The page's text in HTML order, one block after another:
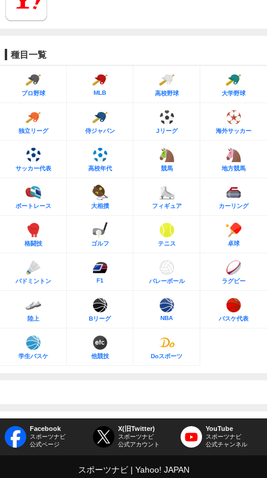
種目一覧
プロ野球 MLB 高校野球 大学野球
独立リーグ 侍ジャパン Jリーグ 海外サッカー
サッカー代表 高校年代 競馬 地方競馬
ボートレース 大相撲 フィギュア カーリング
格闘技 ゴルフ テニス 卓球
バドミントン F1 バレーボール ラグビー
陸上 Bリーグ NBA バスケ代表
学生バスケ 他競技 Doスポーツ
Facebook
スポーツナビ
公式ページ
X(旧Twitter)
スポーツナビ
公式アカウント
YouTube
スポーツナビ
公式チャンネル
スポーツナビ Yahoo! JAPAN